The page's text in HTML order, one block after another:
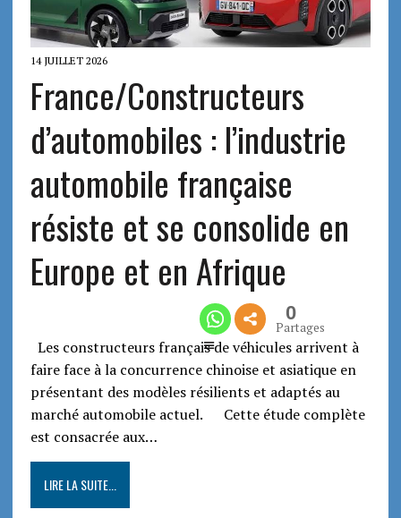
14 JUILLET 2026
France/Constructeurs
d’automobiles : l’industrie
automobile française
résiste et se consolide en
Europe et en Afrique
0
Partages
Les constructeurs français de véhicules arrivent à
faire face à la concurrence chinoise et asiatique en
présentant des modèles résilients et adaptés au
marché automobile actuel. Cette étude complète
est consacrée aux…
LIRE LA SUITE...